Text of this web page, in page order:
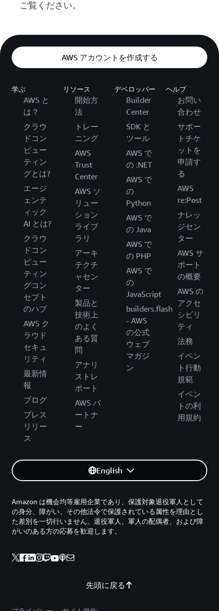
ご覧ください。
AWS アカウントを作成する
学ぶ
AWS と
は？
クラウ
ドコン
ピュー
ティン
グとは?
エージ
ェンテ
ィック
AI とは?
クラウ
ドコン
ピュー
ティン
グコン
セプト
のハブ
AWS ク
ラウド
セキュ
リティ
最新情
報
ブログ
プレス
リリー
ス
リソース
開始方
法
トレー
ニング
AWS
Trust
Center
AWS ソ
リュー
ション
ライブ
ラリ
アーキ
テクチ
ャセン
ター
製品と
技術上
のよく
ある質
問
アナリ
ストレ
ポート
AWS パ
ートナ
ー
デベロッパー
Builder
Center
SDK と
ツール
AWS で
の .NET
AWS で
の
Python
AWS で
の Java
AWS で
の PHP
AWS で
の
JavaScript
builders.flash
- AWS
の公式
ウェブ
マガジ
ン
ヘルプ
お問い
合わせ
サポー
トチケ
ットを
申請す
る
AWS
re:Post
ナレッ
ジセン
ター
AWS サ
ポート
の概要
AWS の
アクセ
シビリ
ティ
法務
イベン
ト行動
規範
イベン
トの利
用規約
English
先頭に戻る
Amazon は機会均等雇用企業であり、保護対象退役軍人として
の身分、障がい、その他法令で保護されている属性を理由とし
た差別を一切行いません。退役軍人、軍人の配偶者、および障
がいのある方の応募を歓迎します。